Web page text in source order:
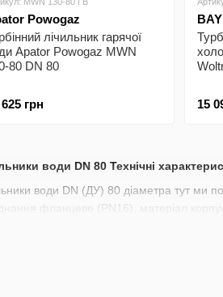
води DN 80 Технічні
води DN (ДУ) 80 діаметра тут ми
фланцеве (PN16), матеріал
Powogaz
лічильник гарячої
Apator Powogaz MWN
80 DN 80
грн 15